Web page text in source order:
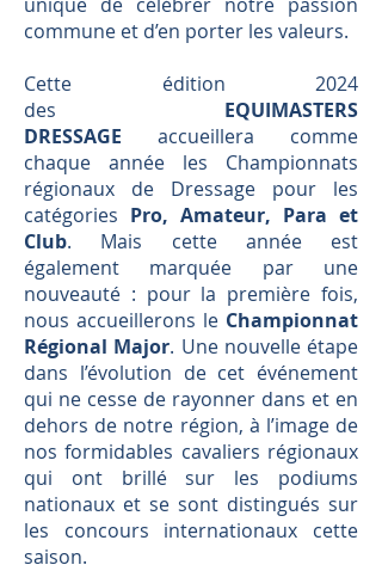
commune et d’en porter les valeurs.
Cette édition 2024
des EQUIMASTERS
DRESSAGE accueillera comme
chaque année les Championnats
régionaux de Dressage pour les
catégories Pro, Amateur, Para et
Club. Mais cette année est
également marquée par une
nouveauté : pour la première fois,
nous accueillerons le Championnat
Régional Major. Une nouvelle étape
dans l’évolution de cet événement
qui ne cesse de rayonner dans et en
dehors de notre région, à l’image de
nos formidables cavaliers régionaux
qui ont brillé sur les podiums
nationaux et se sont distingués sur
les concours internationaux cette
saison.